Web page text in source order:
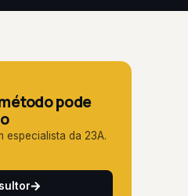
pode
especialista da 23A.